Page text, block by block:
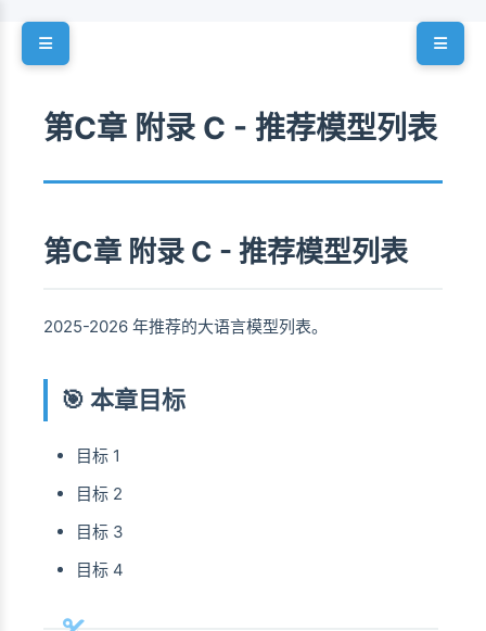
第C章 附录 C - 推荐模型列表
第C章 附录 C - 推荐模型列表
2025-2026 年推荐的大语言模型列表。
🎯 本章目标
目标 1
目标 2
目标 3
目标 4